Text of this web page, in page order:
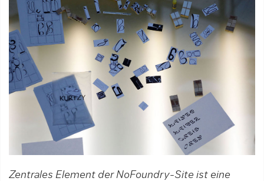
Zentrales Element der NoFoundry-Site ist eine